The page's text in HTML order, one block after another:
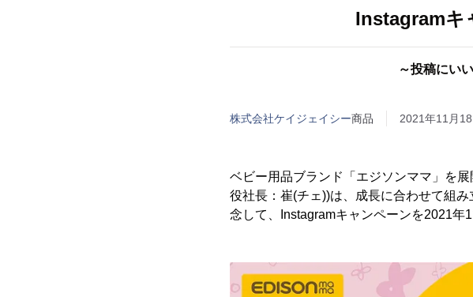
Instagramキ
～投稿にい
株式会社ケイジェイシー商品 2021年11月
ベビー用品ブランド「エジソンママ」を
役社長：崔(チェ))は、成長に合わせて組
念して、Instagramキャンペーンを2021年